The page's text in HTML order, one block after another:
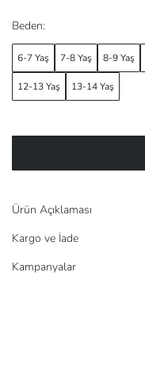
Beden:
6-7 Yaş 7-8 Yaş 8-9 Yaş
12-13 Yaş 13-14 Yaş
Ürün Açıklaması
Kargo ve İade
Kampanyalar